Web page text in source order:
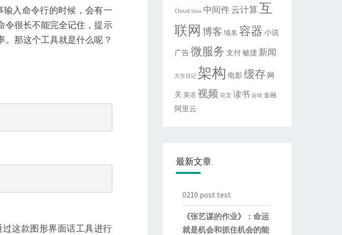
入命令行的时候，会有一
令很长不能完全记住，提示
那这个工具就是什么呢？
这款图形界面话工具进行
Cloud Unix 中间件 云计算互
联网 博客 域名 容器 小说
广告微服务 支付敏捷 新闻
方方日记 架构 电影 缓存 网
关 英语 视频 论文 读书 运动 金融
阿里云
最新文章
0210 post test
《张艺谋的作业》：命运
就是机会和抓住机会的能